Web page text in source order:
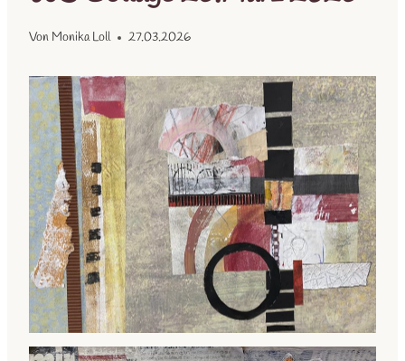
Von Monika Loll 27.03.2026